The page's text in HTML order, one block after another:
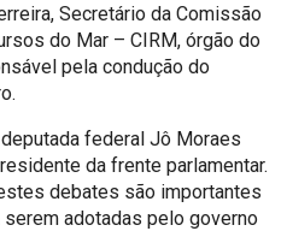
Secretário da Comissão
do Mar – CIRM, órgão do
pela condução do
federal Jô Moraes
da frente parlamentar.
debates são importantes
adotadas pelo governo